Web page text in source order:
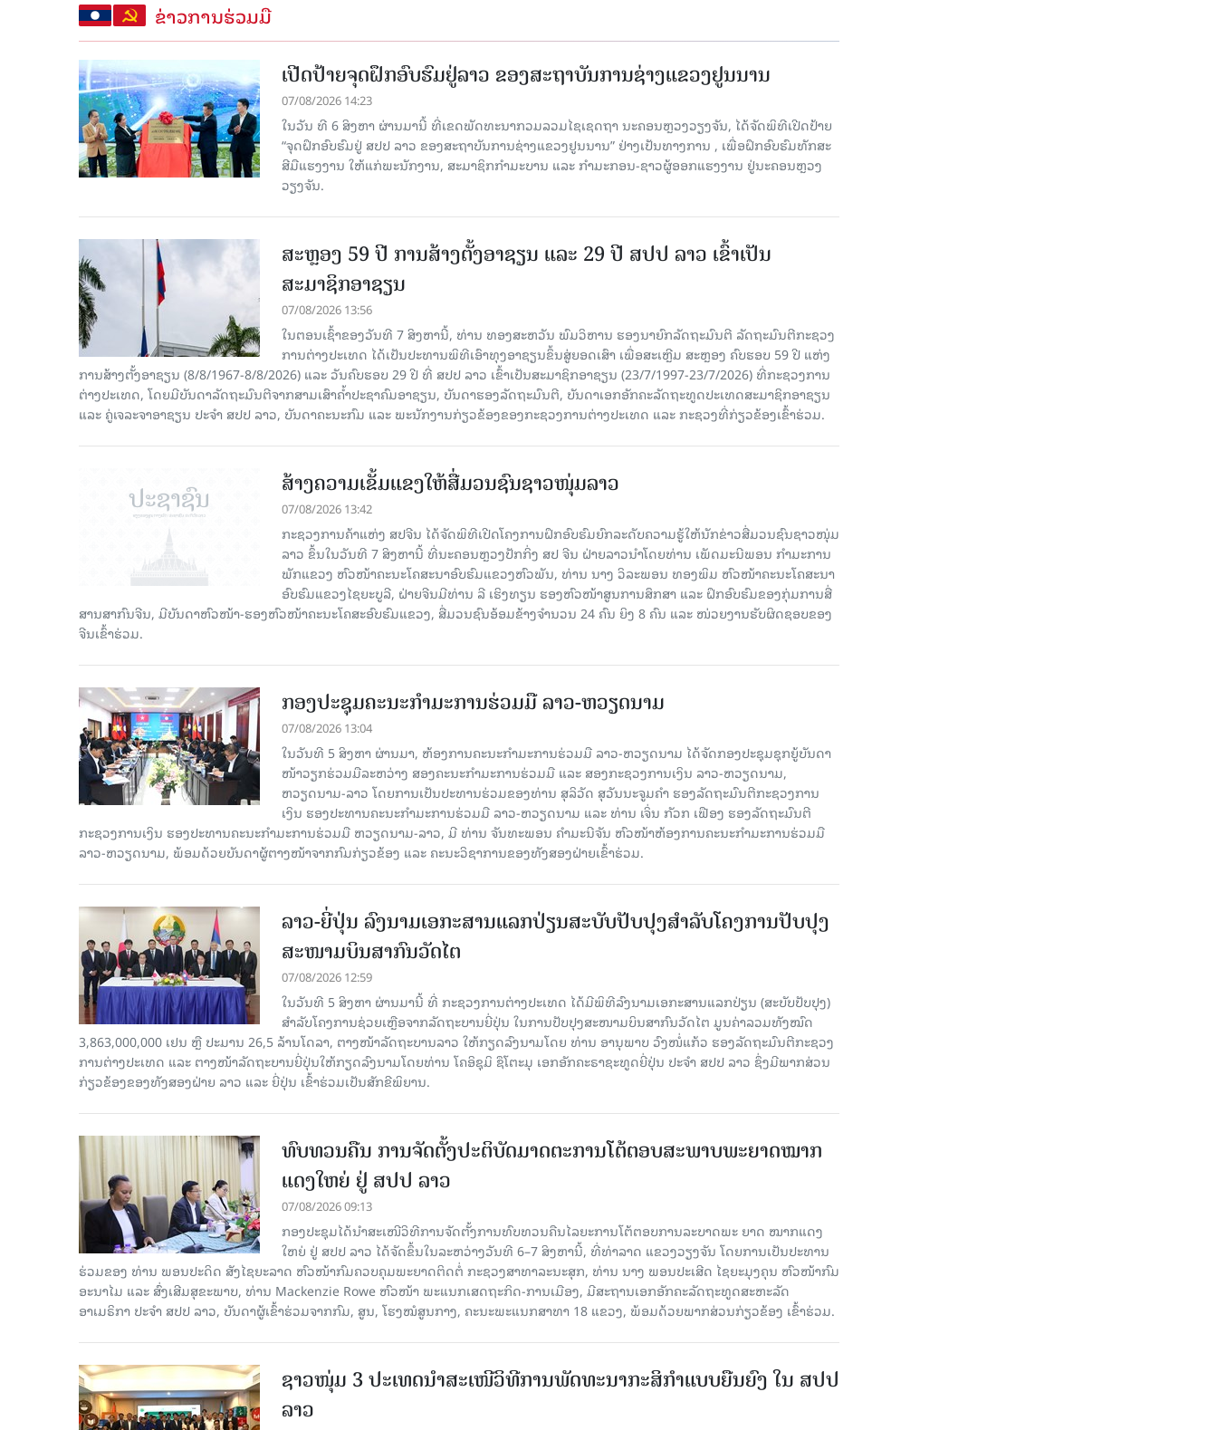
ຂ່າວການຮ່ວມມື
ເປີດປ້າຍຈຸດຝຶກອົບຮົມຢູ່ລາວ ຂອງສະຖາບັນການຊ່າງແຂວງຢູນນານ
07/08/2026 14:23
ໃນວັນ ທີ 6 ສິງຫາ ຜ່ານມານີ້ ທີ່ເຂດພັດທະນາກວມລວມໄຊເຊດຖາ ນະຄອນຫຼວງວຽງຈັນ, ໄດ້ຈັດພິທີເປີດປ້າຍ
“ຈຸດຝຶກອົບຮົມຢູ່ ສປປ ລາວ ຂອງສະຖາບັນການຊ່າງແຂວງຢູນນານ” ຢ່າງເປັນທາງການ , ເພື່ອຝຶກອົບຮົມທັກສະ
ສີມືແຮງງານ ໃຫ້ແກ່ພະນັກງານ, ສະມາຊິກກຳມະບານ ແລະ ກຳມະກອນ-ຊາວຜູ້ອອກແຮງງານ ຢູ່ນະຄອນຫຼວງ
ວຽງຈັນ.
ສະຫຼອງ 59 ປີ ການສ້າງຕັ້ງອາຊຽນ ແລະ 29 ປີ ສປປ ລາວ ເຂົ້າເປັນ
ສະມາຊິກອາຊຽນ
07/08/2026 13:56
ໃນຕອນເຊົ້າຂອງວັນທີ 7 ສິງຫານີ້, ທ່ານ ທອງສະຫວັນ ພົມວິຫານ ຮອງນາຍົກລັດຖະມົນຕີ ລັດຖະມົນຕີກະຊວງ
ການຕ່າງປະເທດ ໄດ້ເປັນປະທານພິທີເອົາທຸງອາຊຽນຂຶ້ນສູ່ຍອດເສົາ ເພື່ອສະເຫຼີມ ສະຫຼອງ ຄົບຮອບ 59 ປີ ແຫ່ງ
ການສ້າງຕັ້ງອາຊຽນ (8/8/1967-8/8/2026) ແລະ ວັນຄົບຮອບ 29 ປີ ທີ່ ສປປ ລາວ ເຂົ້າເປັນສະມາຊິກອາຊຽນ (23/7/1997-23/7/2026) ທີ່ກະຊວງການ
ຕ່າງປະເທດ, ໂດຍມີບັນດາລັດຖະມົນຕີຈາກສາມເສົາຄໍ້າປະຊາຄົມອາຊຽນ, ບັນດາຮອງລັດຖະມົນຕີ, ບັນດາເອກອັກຄະລັດຖະທູດປະເທດສະມາຊິກອາຊຽນ
ແລະ ຄູ່ເຈລະຈາອາຊຽນ ປະຈຳ ສປປ ລາວ, ບັນດາຄະນະກົມ ແລະ ພະນັກງານກ່ຽວຂ້ອງຂອງກະຊວງການຕ່າງປະເທດ ແລະ ກະຊວງທີ່ກ່ຽວຂ້ອງເຂົ້າຮ່ວມ.
ສ້າງຄວາມເຂັ້ມແຂງໃຫ້ສື່ມວນຊົນຊາວໜຸ່ມລາວ
07/08/2026 13:42
ກະຊວງການຄ້າແຫ່ງ ສປຈີນ ໄດ້ຈັດພິທີເປີດໂຄງການຝຶກອົບຮົມຍົກລະດັບຄວາມຮູ້ໃຫ້ນັກຂ່າວສື່ມວນຊົນຊາວໜຸ່ມ
ລາວ ຂຶ້ນໃນວັນທີ 7 ສິງຫານີ້ ທີ່ນະຄອນຫຼວງປັກກິ່ງ ສປ ຈີນ ຝ່າຍລາວນໍາໂດຍທ່ານ ເພັດມະນີພອນ ກຳມະການ
ພັກແຂວງ ຫົວໜ້າຄະນະໂຄສະນາອົບຮົມແຂວງຫົວພັນ, ທ່ານ ນາງ ວິລະພອນ ທອງພິມ ຫົວໜ້າຄະນະໂຄສະນາ
ອົບຮົມແຂວງໄຊຍະບູລີ, ຝ່າຍຈີນມີທ່ານ ລີ ເຮິງທຽນ ຮອງຫົວໜ້າສູນການສຶກສາ ແລະ ຝຶກອົບຮົມຂອງກຸ່ມການສື່
ສານສາກົນຈີນ, ມີບັນດາຫົວໜ້າ-ຮອງຫົວໜ້າຄະນະໂຄສະອົບຮົມແຂວງ, ສື່ມວນຊົນອ້ອມຂ້າງຈຳນວນ 24 ຄົນ ຍິງ 8 ຄົນ ແລະ ໜ່ວຍງານຮັບຜິດຊອບຂອງ
ຈີນເຂົ້າຮ່ວມ.
ກອງປະຊຸມຄະນະກຳມະການຮ່ວມມື ລາວ-ຫວຽດນາມ
07/08/2026 13:04
ໃນວັນທີ 5 ສິງຫາ ຜ່ານມາ, ຫ້ອງການຄະນະກຳມະການຮ່ວມມື ລາວ-ຫວຽດນາມ ໄດ້ຈັດກອງປະຊຸມຊຸກຍູ້ບັນດາ
ໜ້າວຽກຮ່ວມມືລະຫວ່າງ ສອງຄະນະກຳມະການຮ່ວມມື ແລະ ສອງກະຊວງການເງິນ ລາວ-ຫວຽດນາມ,
ຫວຽດນາມ-ລາວ ໂດຍການເປັນປະທານຮ່ວມຂອງທ່ານ ສຸລິວັດ ສຸວັນນະຈູມຄໍາ ຮອງລັດຖະມົນຕີກະຊວງການ
ເງິນ ຮອງປະທານຄະນະກຳມະການຮ່ວມມື ລາວ-ຫວຽດນາມ ແລະ ທ່ານ ເຈິ່ນ ກັວກ ເຟືອງ ຮອງລັດຖະມົນຕີ
ກະຊວງການເງິນ ຮອງປະທານຄະນະກຳມະການຮ່ວມມື ຫວຽດນາມ-ລາວ, ມີ ທ່ານ ຈັນທະພອນ ຄໍາມະນີຈັນ ຫົວໜ້າຫ້ອງການຄະນະກຳມະການຮ່ວມມື
ລາວ-ຫວຽດນາມ, ພ້ອມດ້ວຍບັນດາຜູ້ຕາງໜ້າຈາກກົມກ່ຽວຂ້ອງ ແລະ ຄະນະວິຊາການຂອງທັງສອງຝ່າຍເຂົ້າຮ່ວມ.
ລາວ-ຍີ່ປຸ່ນ ລົງນາມເອກະສານແລກປ່ຽນສະບັບປັບປຸງສໍາລັບໂຄງການປັບປຸງ
ສະໜາມບິນສາກົນວັດໄຕ
07/08/2026 12:59
ໃນວັນທີ 5 ສິງຫາ ຜ່ານມານີ້ ທີ່ ກະຊວງການຕ່າງປະເທດ ໄດ້ມີພິທີລົງນາມເອກະສານແລກປ່ຽນ (ສະບັບປັບປຸງ)
ສໍາລັບໂຄງການຊ່ວຍເຫຼືອຈາກລັດຖະບານຍີ່ປຸ່ນ ໃນການປັບປຸງສະໜາມບິນສາກົນວັດໄຕ ມູນຄ່າລວມທັງໝົດ
3,863,000,000 ເຢນ ຫຼື ປະມານ 26,5 ລ້ານໂດລາ, ຕາງໜ້າລັດຖະບານລາວ ໃຫ້ກຽດລົງນາມໂດຍ ທ່ານ ອານຸພາບ ວົງໜໍ່ແກ້ວ ຮອງລັດຖະມົນຕີກະຊວງ
ການຕ່າງປະເທດ ແລະ ຕາງໜ້າລັດຖະບານຍີ່ປຸ່ນໃຫ້ກຽດລົງນາມໂດຍທ່ານ ໂຄອິຊຸມິ ຊຶໂຕະມຸ ເອກອັກຄະຣາຊະທູດຍີ່ປຸ່ນ ປະຈໍາ ສປປ ລາວ ຊຶ່ງມີພາກສ່ວນ
ກ່ຽວຂ້ອງຂອງທັງສອງຝ່າຍ ລາວ ແລະ ຍີ່ປຸ່ນ ເຂົ້າຮ່ວມເປັນສັກຂີພິຍານ.
ທົບທວນຄືນ ການຈັດຕັ້ງປະຕິບັດມາດຕະການໂຕ້ຕອບສະພາບພະຍາດໝາກ
ແດງໃຫຍ່ ຢູ່ ສປປ ລາວ
07/08/2026 09:13
ກອງປະຊຸມໄດ້ນຳສະເໜີວິທີການຈັດຕັ້ງການທົບທວນຄືນໄລຍະການໂຕ້ຕອບການລະບາດພະ ຍາດ ໝາກແດງ
ໃຫຍ່ ຢູ່ ສປປ ລາວ ໄດ້ຈັດຂຶ້ນໃນລະຫວ່າງວັນທີ 6–7 ສິງຫານີ້, ທີ່ທ່າລາດ ແຂວງວຽງຈັນ ໂດຍການເປັນປະທານ
ຮ່ວມຂອງ ທ່ານ ພອນປະດິດ ສັງໄຊຍະລາດ ຫົວໜ້າກົມຄວບຄຸມພະຍາດຕິດຕໍ່ ກະຊວງສາທາລະນະສຸກ, ທ່ານ ນາງ ພອນປະເສີດ ໄຊຍະມຸງຄຸນ ຫົວໜ້າກົມ
ອະນາໄມ ແລະ ສົ່ງເສີມສຸຂະພາບ, ທ່ານ Mackenzie Rowe ຫົວໜ້າ ພະແນກເສດຖະກິດ-ການເມືອງ, ມີສະຖານເອກອັກຄະລັດຖະທູດສະຫະລັດ
ອາເມຣິກາ ປະຈຳ ສປປ ລາວ, ບັນດາຜູ້ເຂົ້າຮ່ວມຈາກກົມ, ສູນ, ໂຮງໝໍສູນກາງ, ຄະນະພະແນກສາທາ 18 ແຂວງ, ພ້ອມດ້ວຍພາກສ່ວນກ່ຽວຂ້ອງ ເຂົ້າຮ່ວມ.
ຊາວໜຸ່ມ 3 ປະເທດນຳສະເໜີວິທີການພັດທະນາກະສິກຳແບບຍືນຍົງ ໃນ ສປປ
ລາວ